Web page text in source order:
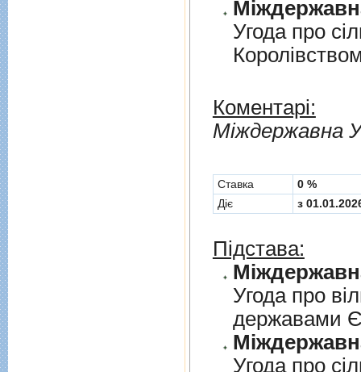
Угода про
Коментарі:
Мiждержавна
Cтавка
0 %
Діє
з
Підстава:
Угода про
державами
Угода про